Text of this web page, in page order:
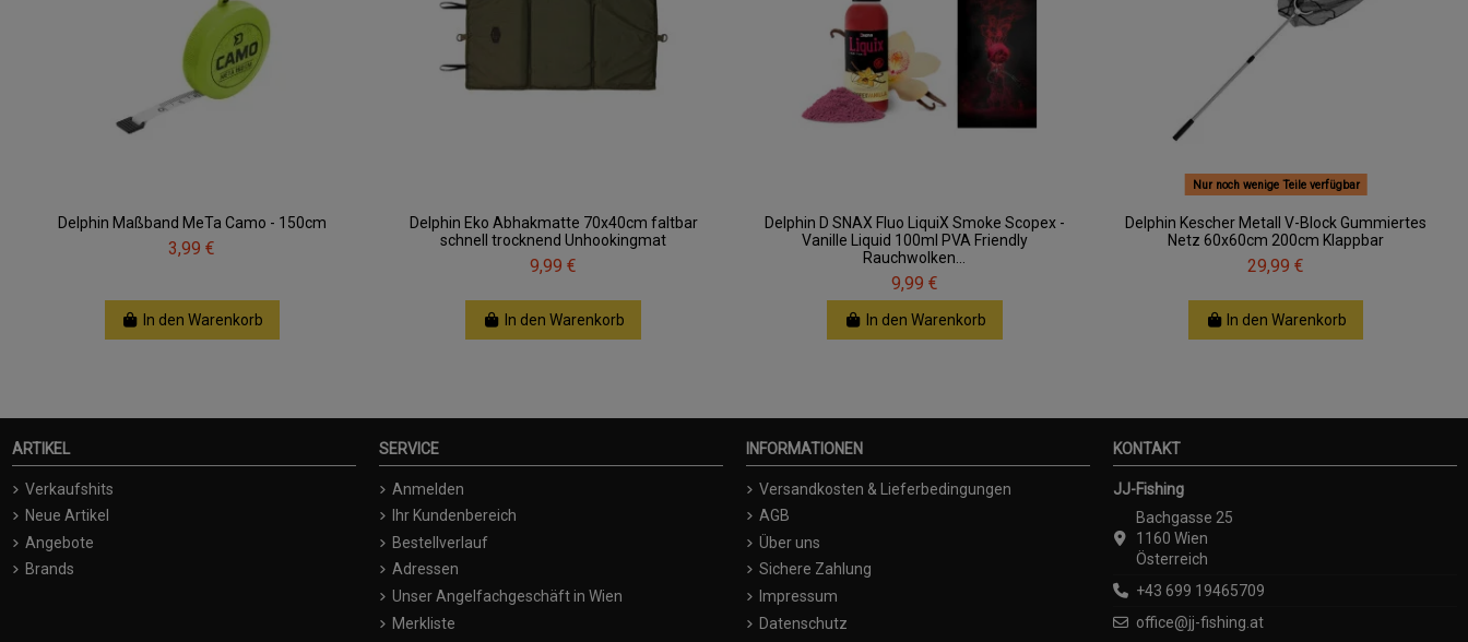
Delphin Maßband MeTa Camo - 150cm
3,99 €
In den Warenkorb
Delphin Eko Abhakmatte 70x40cm faltbar
schnell trocknend Unhookingmat
9,99 €
In den Warenkorb
Delphin D SNAX Fluo LiquiX Smoke Scopex -
Vanille Liquid 100ml PVA Friendly
Rauchwolken...
9,99 €
In den Warenkorb
Nur noch wenige Teile verfügbar
Delphin Kescher Metall V-Block Gummiertes
Netz 60x60cm 200cm Klappbar
29,99 €
In den Warenkorb
ARTIKEL
Verkaufshits
Neue Artikel
Angebote
Brands
SERVICE
Anmelden
Ihr Kundenbereich
Bestellverlauf
Adressen
Unser Angelfachgeschäft in Wien
Merkliste
INFORMATIONEN
Versandkosten & Lieferbedingungen
AGB
Über uns
Sichere Zahlung
Impressum
Datenschutz
KONTAKT
JJ-Fishing
Bachgasse 25
1160 Wien
Österreich
+43 699 19465709
office@jj-fishing.at